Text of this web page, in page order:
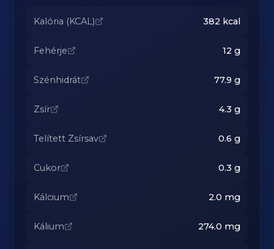
Kalória (KCAL) 382 kcal
Fehérje 12 g
Szénhidrát 77.9 g
Zsír 4.3 g
Telített Zsírsav 0.6 g
Cukor 0.3 g
Kálcium 2.0 mg
Kálium 274.0 mg